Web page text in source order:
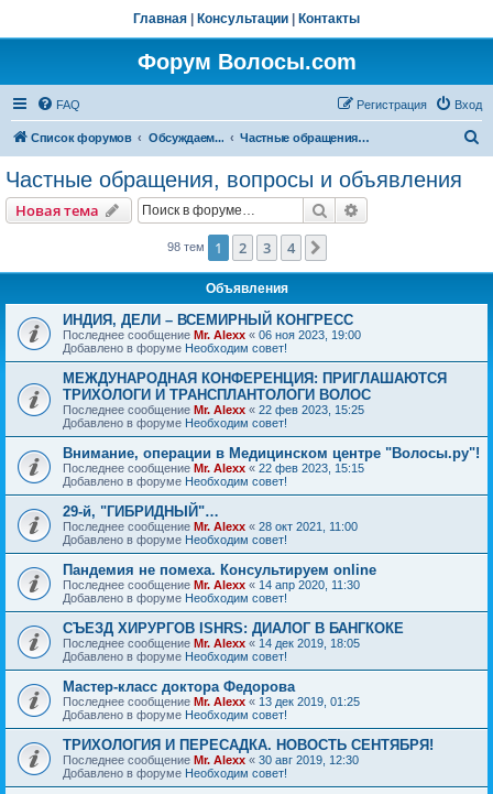
Главная Консультации Контакты
Форум Волосы.com
FAQ Вход
Регистрация
Список форумов Обсуждаем... Частные обращения, вопросы и объявления
Частные обращения, вопросы и объявления
Новая тема Поиск
98 тем 1 2 3 4
Объявления
ИНДИЯ, ДЕЛИ – ВСЕМИРНЫЙ КОНГРЕСС
Последнее сообщение Mr. Alexx « 06 ноя 2023, 19:00
Добавлено в форуме Необходим совет!
МЕЖДУНАРОДНАЯ КОНФЕРЕНЦИЯ: ПРИГЛАШАЮТСЯ
ТРИХОЛОГИ И ТРАНСПЛАНТОЛОГИ ВОЛОС
Последнее сообщение Mr. Alexx « 22 фев 2023, 15:25
Добавлено в форуме Необходим совет!
Внимание, операции в Медицинском центре "Волосы.ру"!
Последнее сообщение Mr. Alexx « 22 фев 2023, 15:15
Добавлено в форуме Необходим совет!
29-й, "ГИБРИДНЫЙ"…
Последнее сообщение Mr. Alexx « 28 окт 2021, 11:00
Добавлено в форуме Необходим совет!
Пандемия не помеха. Консультируем online
Последнее сообщение Mr. Alexx « 14 апр 2020, 11:30
Добавлено в форуме Необходим совет!
СЪЕЗД ХИРУРГОВ ISHRS: ДИАЛОГ В БАНГКОКЕ
Последнее сообщение Mr. Alexx « 14 дек 2019, 18:05
Добавлено в форуме Необходим совет!
Мастер-класс доктора Федорова
Последнее сообщение Mr. Alexx « 13 дек 2019, 01:25
Добавлено в форуме Необходим совет!
ТРИХОЛОГИЯ И ПЕРЕСАДКА. НОВОСТЬ СЕНТЯБРЯ!
Последнее сообщение Mr. Alexx « 30 авг 2019, 12:30
Добавлено в форуме Необходим совет!